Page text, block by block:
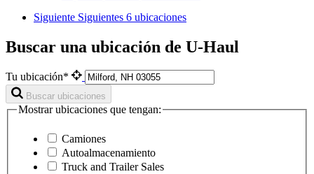
Siguiente Siguientes 6 ubicaciones
Buscar una ubicación de U-Haul
Tu ubicación*
Buscar ubicaciones
Mostrar ubicaciones que tengan:
Camiones
Autoalmacenamiento
Truck and Trailer Sales